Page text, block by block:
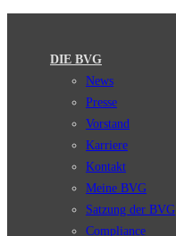
DIE BVG
News
Presse
Vorstand
Karriere
Kontakt
Meine BVG
Satzung der BVG
Compliance